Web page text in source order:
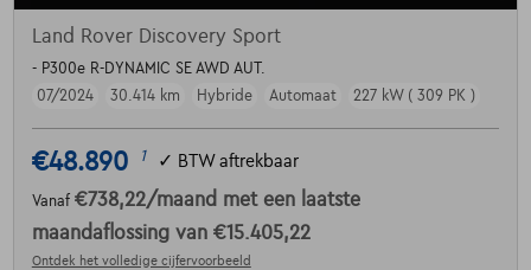
Land Rover Discovery Sport
- P300e R-DYNAMIC SE AWD AUT.
07/2024
30.414 km Hybride Automaat 227 kW ( 309 PK )
€48.890 1 ✓ BTW aftrekbaar
Vanaf €738,22/maand met een laatste
maandaflossing van €15.405,22
Ontdek het volledige cijfervoorbeeld